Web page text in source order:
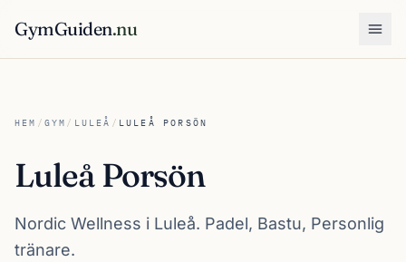
GymGuiden.nu
HEM / GYM / LULEÅ / LULEÅ PORSÖN
Luleå Porsön
Nordic Wellness i Luleå. Padel, Bastu, Personlig
tränare.